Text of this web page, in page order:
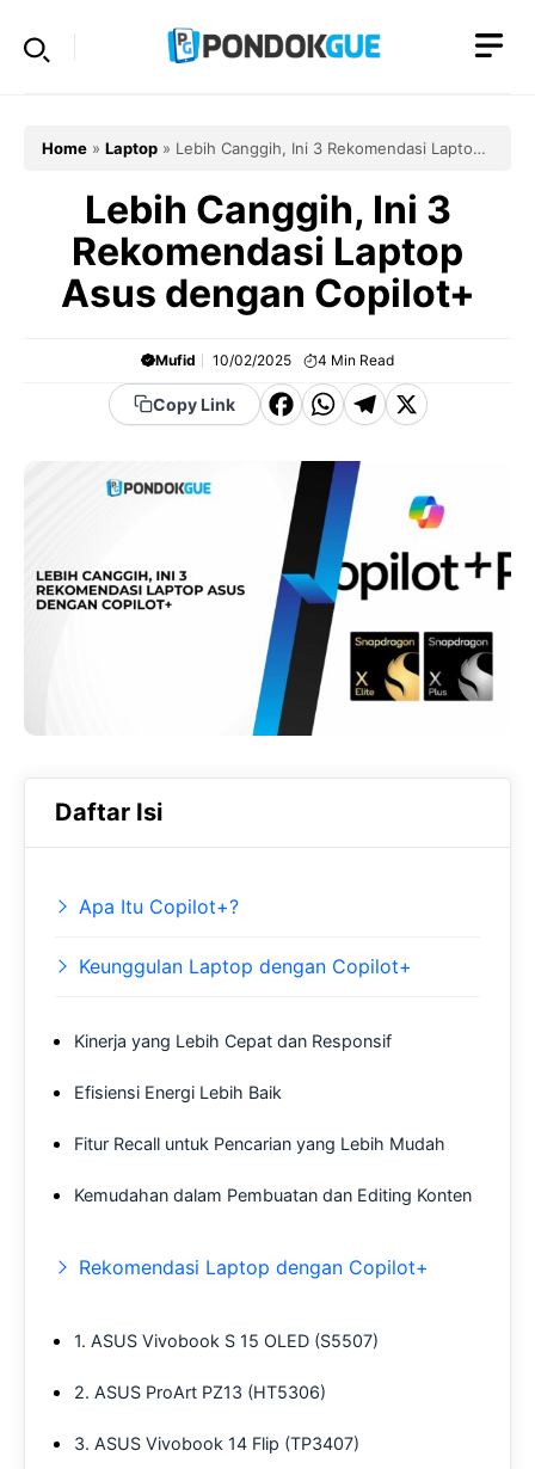
Home » Laptop » Lebih Canggih, Ini 3 Rekomendasi Laptop
Lebih Canggih, Ini 3
Rekomendasi Laptop
Asus dengan Copilot+
Mufid 10/02/2025 4 Min Read
Copy Link
F
b
o
o
k
W
s
A
p
p
T
e
g
r
a
m
X
Daftar Isi
Apa Itu Copilot+?
Keunggulan Laptop dengan Copilot+
Kinerja yang Lebih Cepat dan Responsif
Efisiensi Energi Lebih Baik
Fitur Recall untuk Pencarian yang Lebih Mudah
Kemudahan dalam Pembuatan dan Editing Konten
Rekomendasi Laptop dengan Copilot+
1. ASUS Vivobook S 15 OLED (S5507)
2. ASUS ProArt PZ13 (HT5306)
3. ASUS Vivobook 14 Flip (TP3407)